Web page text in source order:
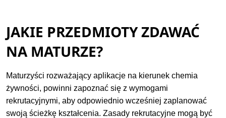
JAKIE PRZEDMIOTY ZDAWAĆ
NA MATURZE?
Maturzyści rozważający aplikacje na kierunek chemia
żywności, powinni zapoznać się z wymogami
rekrutacyjnymi, aby odpowiednio wcześniej zaplanować
swoją ścieżkę kształcenia. Zasady rekrutacyjne mogą być